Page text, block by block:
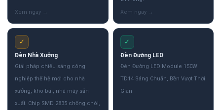
✓
Đèn Nhà Xưởng
Giải pháp chiếu sáng công
nghiệp thế hệ mới cho nhà
xưởng, kho bãi, nhà máy sản
xuất. Chip SMD 2835 chống chói,
✓
Đèn Đường LED
Đèn Đường LED Module 150W
TD14 Sáng Chuẩn, Bền Vượt Thời
Gian